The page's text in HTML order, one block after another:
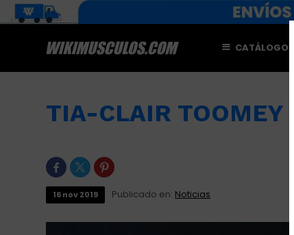
CATÁLOGO
TIA-CLAIR TOOMEY
  
16nov2019 Publicado en: Noticias